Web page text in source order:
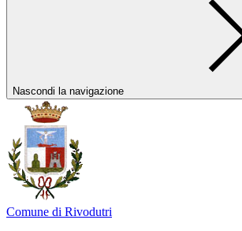
Nascondi la navigazione
Comune di Rivodutri